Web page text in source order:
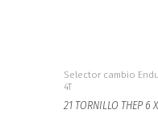
Selector cambio
4T
21 TORNILLO THEP 6